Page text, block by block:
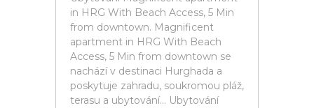
in HRG With Beach Access, 5 Min
from downtown. Magnificent
apartment in HRG With Beach
Access, 5 Min from downtown se
nachází v destinaci Hurghada a
poskytuje zahradu, soukromou pláž,
terasu a ubytování... Ubytování